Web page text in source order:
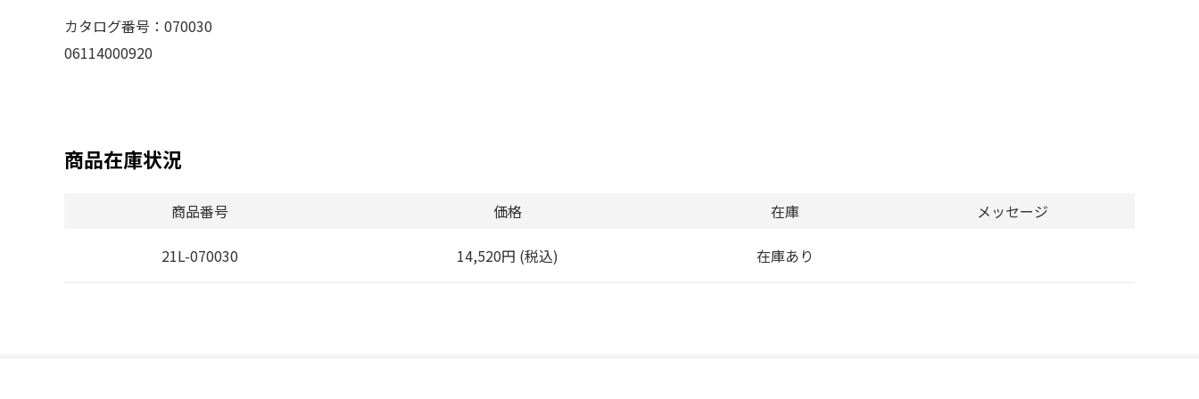
カタログ番号：070030
06114000920
商品在庫状況
商品番号 価格 在庫 メッセージ
21L-070030 14,520円 (税込) 在庫あり